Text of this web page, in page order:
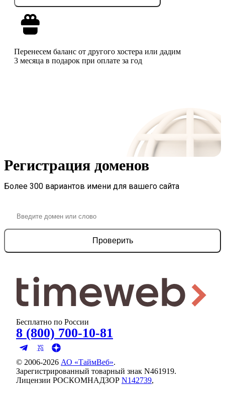
Перенесем баланс от другого хостера или дадим
3 месяца в подарок при оплате за год
Регистрация доменов
Более 300 вариантов имени для вашего сайта
Проверить
Бесплатно по России
8 (800) 700-10-81
© 2006-2026 АО «ТаймВеб».
Зарегистрированный товарный знак N461919.
Лицензии РОСКОМНАДЗОР N142739,